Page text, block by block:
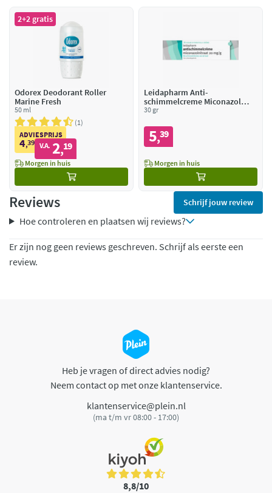
2+2 gratis
Odorex Deodorant Roller
Marine Fresh
50 ml
1
ADVIESPRIJS
4,39 V.A. 2,19
Morgen in huis
Leidapharm Anti-
schimmelcreme Miconazol
20mg/g
30 gr
5,39
Morgen in huis
Reviews Schrijf jouw review
Hoe controleren en plaatsen wij reviews?
Er zijn nog geen reviews geschreven. Schrijf als eerste een
review.
Heb je vragen of direct advies nodig?
Neem contact op met onze klantenservice.
klantenservice@plein.nl
(ma t/m vr 08:00 - 17:00)
8,8/10